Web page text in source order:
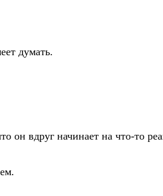
думать.
вдруг начинает на что-то